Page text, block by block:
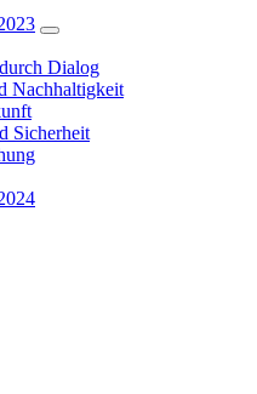
Dialog
Nachhaltigkeit
Sicherheit